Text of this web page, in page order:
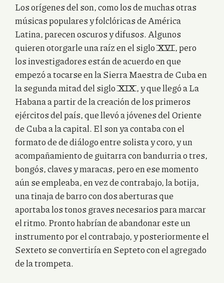
Los orígenes del son, como los de muchas otras
músicas populares y folclóricas de América
Latina, parecen oscuros y difusos. Algunos
quieren otorgarle una raíz en el siglo XVI, pero
los investigadores están de acuerdo en que
empezó a tocarse en la Sierra Maestra de Cuba en
la segunda mitad del siglo XIX, y que llegó a La
Habana a partir de la creación de los primeros
ejércitos del país, que llevó a jóvenes del Oriente
de Cuba a la capital. El son ya contaba con el
formato de de diálogo entre solista y coro, y un
acompañamiento de guitarra con bandurria o tres,
bongós, claves y maracas, pero en ese momento
aún se empleaba, en vez de contrabajo, la botija,
una tinaja de barro con dos aberturas que
aportaba los tonos graves necesarios para marcar
el ritmo. Pronto habrían de abandonar este un
instrumento por el contrabajo, y posteriormente el
Sexteto se convertiría en Septeto con el agregado
de la trompeta.